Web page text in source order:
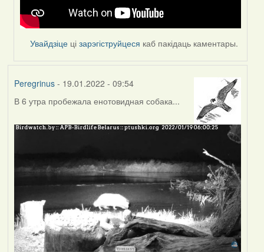
Увайдзіце цізарэгіструйцеся каб пакідаць каментары.
Peregrinus- 19.01.2022 - 09:54
В 6 утра пробежала енотовидная собака...